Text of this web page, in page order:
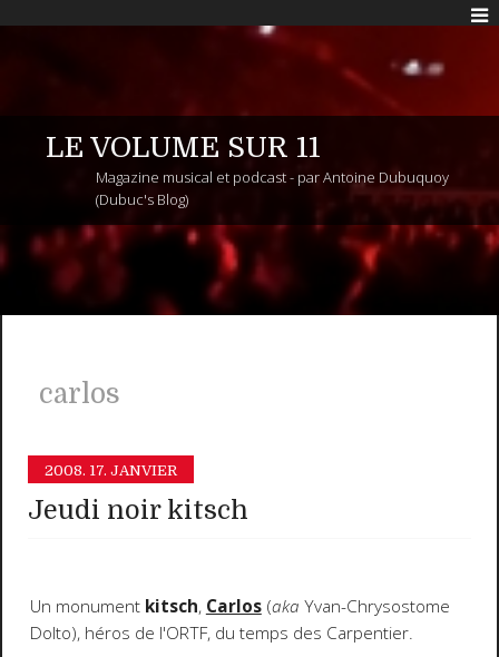
LE VOLUME SUR 11
Magazine musical et podcast - par Antoine Dubuquoy
(Dubuc's Blog)
carlos
2008. 17. JANVIER
Jeudi noir kitsch
Un monument kitsch, Carlos(aka Yvan-Chrysostome
Dolto), héros de l'ORTF, du temps des Carpentier.